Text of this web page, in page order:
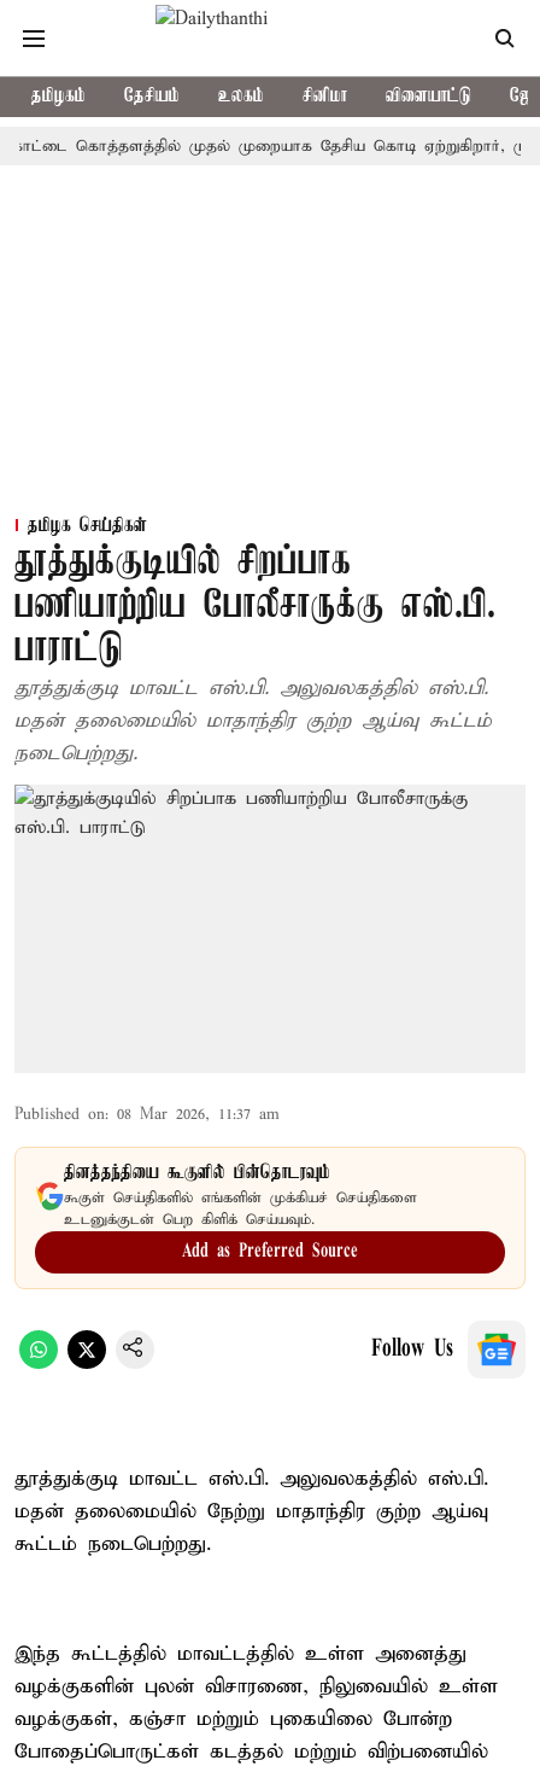
தமிழகம் தேசியம் உலகம் சினிமா விளையாட்டு
கொத்தளத்தில் முதல் முறையாக தேசிய கொடி ஏற்றுகிறார், முதல்-
தமிழக செய்திகள்
தூத்துக்குடியில் சிறப்பாக
பணியாற்றிய போலீசாருக்கு எஸ்.பி.
பாராட்டு
தூத்துக்குடி மாவட்ட எஸ்.பி. அலுவலகத்தில் எஸ்.பி.
மதன் தலைமையில் மாதாந்திர குற்ற ஆய்வு கூட்டம்
நடைபெற்றது.
Published on: 08 Mar 2026, 11:37 am
தினத்தந்தியை கூகுளில் பின்தொடரவும்
கூகுள் செய்திகளில் எங்களின் முக்கியச் செய்திகளை
உடனுக்குடன் பெற கிளிக் செய்யவும்.
Add as Preferred Source
Follow Us
தூத்துக்குடி மாவட்ட எஸ்.பி. அலுவலகத்தில் எஸ்.பி.
மதன் தலைமையில் நேற்று மாதாந்திர குற்ற ஆய்வு
கூட்டம் நடைபெற்றது.
இந்த கூட்டத்தில் மாவட்டத்தில் உள்ள அனைத்து
வழக்குகளின் புலன் விசாரணை, நிலுவையில் உள்ள
வழக்குகள், கஞ்சா மற்றும் புகையிலை போன்ற
போதைப்பொருட்கள் கடத்தல் மற்றும் விற்பனையில்